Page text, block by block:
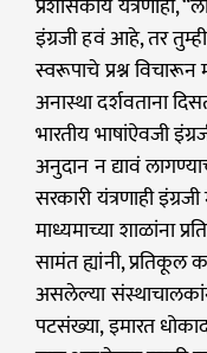
प्रशासकीय यंत्रणाही,
इंग्रजी हवं आहे, तर
स्वरूपाचे प्रश्न विचारून
अनास्था दर्शवताना
भारतीय भाषांऐवजी
अनुदान न द्यावं
सरकारी यंत्रणाही
माध्यमाच्या शाळांना
सामंत ह्यांनी, प्रतिकूल
असलेल्या
पटसंख्या, इमारत